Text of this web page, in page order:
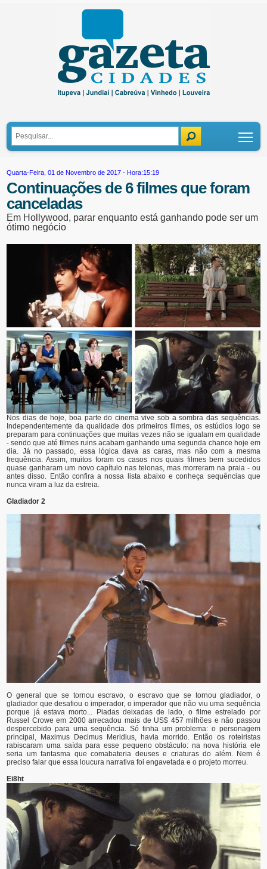
Quarta-Feira, 01 de Novembro de 2017 - Hora:15:19
Continuações de 6 filmes que foram
canceladas
Em Hollywood, parar enquanto está ganhando pode ser um
ótimo negócio
Nos dias de hoje, boa parte do cinema vive sob a sombra das sequências.
Independentemente da qualidade dos primeiros filmes, os estúdios logo se
preparam para continuações que muitas vezes não se igualam em qualidade
- sendo que até filmes ruins acabam ganhando uma segunda chance hoje em
dia. Já no passado, essa lógica dava as caras, mas não com a mesma
frequência. Assim, muitos foram os casos nos quais filmes bem sucedidos
quase ganharam um novo capítulo nas telonas, mas morreram na praia - ou
antes disso. Então confira a nossa lista abaixo e conheça sequências que
nunca viram a luz da estreia.
Gladiador 2
O general que se tornou escravo, o escravo que se tornou gladiador, o
gladiador que desafiou o imperador, o imperador que não viu uma sequência
porque já estava morto... Piadas deixadas de lado, o filme estrelado por
Russel Crowe em 2000 arrecadou mais de US$ 457 milhões e não passou
despercebido para uma sequência. Só tinha um problema: o personagem
principal, Maximus Decimus Meridius, havia morrido. Então os roteiristas
rabiscaram uma saída para esse pequeno obstáculo: na nova história ele
seria um fantasma que comabateria deuses e criaturas do além. Nem é
preciso falar que essa loucura narrativa foi engavetada e o projeto morreu.
Ei8ht